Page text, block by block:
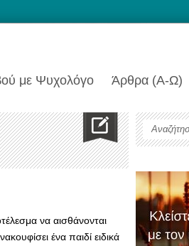
με Ψυχολόγο Άρθρα (Α-Ω)
να αισθάνονται
ένα παιδί ειδικά